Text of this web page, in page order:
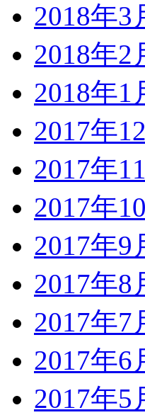
2018年3
2018年2
2018年1
2017年
2017年
2017年
2017年9
2017年8
2017年7
2017年6
2017年5